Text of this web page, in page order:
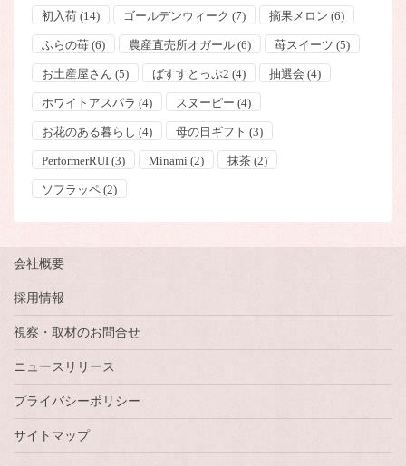
初入荷(14) ゴールデンウィーク (7) 摘果メロン (6)
ふらの苺(6) 農産直売所オガール(6) 苺スイーツ (5)
お土産屋さん (5) ばすすとっぷ2 (4) 抽選会 (4)
ホワイトアスパラ (4) スヌーピー (4)
お花のある暮らし (4) 母の日ギフト (3)
PerformerRUI(3) Minami (2) 抹茶(2)
ソフラッペ(2)
会社概要
採用情報
視察・取材のお問合せ
ニュースリリース
プライバシーポリシー
サイトマップ